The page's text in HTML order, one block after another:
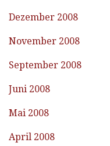
Dezember 2008
November 2008
September 2008
Juni 2008
Mai 2008
April 2008